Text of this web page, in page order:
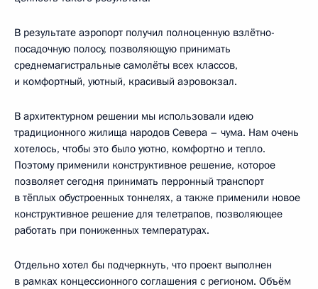
В результате аэропорт получил полноценную взлётно-
посадочную полосу, позволяющую принимать
среднемагистральные самолёты всех классов,
и комфортный, уютный, красивый аэровокзал.
В архитектурном решении мы использовали идею
традиционного жилища народов Севера – чума. Нам очень
хотелось, чтобы это было уютно, комфортно и тепло.
Поэтому применили конструктивное решение, которое
позволяет сегодня принимать перронный транспорт
в тёплых обустроенных тоннелях, а также применили новое
конструктивное решение для телетрапов, позволяющее
работать при пониженных температурах.
Отдельно хотел бы подчеркнуть, что проект выполнен
в рамках концессионного соглашения с регионом. Объём